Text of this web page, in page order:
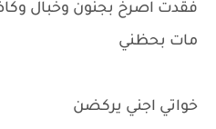
فقدت اصرخ بجنون وخبال
مات بحظني
خواتي اجني يركضن